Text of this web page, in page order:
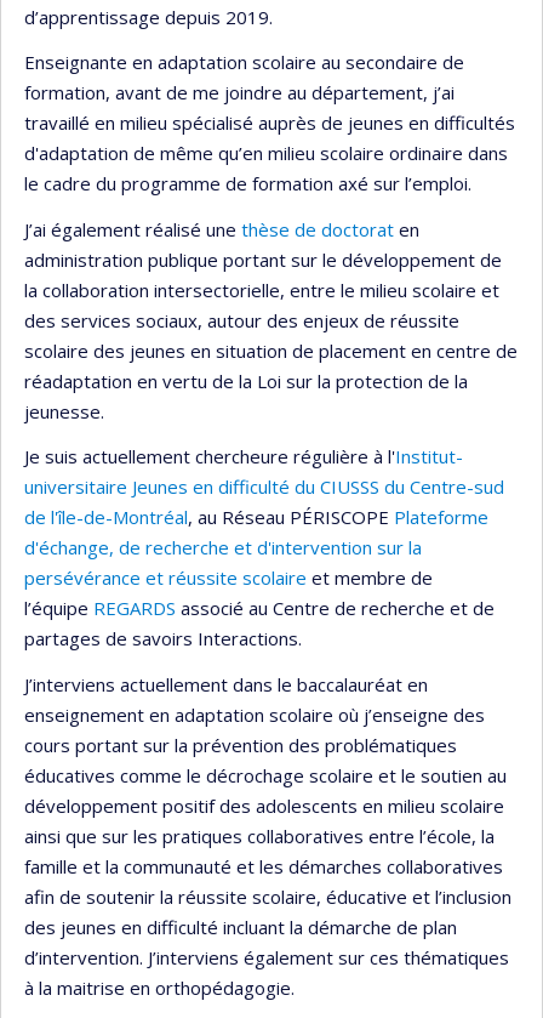
d’apprentissage depuis 2019.
Enseignante en adaptation scolaire au secondaire de
formation, avant de me joindre au département, j’ai
travaillé en milieu spécialisé auprès de jeunes en difficultés
d'adaptation de même qu’en milieu scolaire ordinaire dans
le cadre du programme de formation axé sur l’emploi.
J’ai également réalisé une thèse de doctorat en
administration publique portant sur le développement de
la collaboration intersectorielle, entre le milieu scolaire et
des services sociaux, autour des enjeux de réussite
scolaire des jeunes en situation de placement en centre de
réadaptation en vertu de la Loi sur la protection de la
jeunesse.
Je suis actuellement chercheure régulière à l'Institut-
universitaire Jeunes en difficulté du CIUSSS du Centre-sud
de l'île-de-Montréal, au Réseau PÉRISCOPE Plateforme
d'échange, de recherche et d'intervention sur la
persévérance et réussite scolaire et membre de
l’équipe REGARDS associé au Centre de recherche et de
partages de savoirs Interactions.
J’interviens actuellement dans le baccalauréat en
enseignement en adaptation scolaire où j’enseigne des
cours portant sur la prévention des problématiques
éducatives comme le décrochage scolaire et le soutien au
développement positif des adolescents en milieu scolaire
ainsi que sur les pratiques collaboratives entre l’école, la
famille et la communauté et les démarches collaboratives
afin de soutenir la réussite scolaire, éducative et l’inclusion
des jeunes en difficulté incluant la démarche de plan
d’intervention. J’interviens également sur ces thématiques
à la maitrise en orthopédagogie.